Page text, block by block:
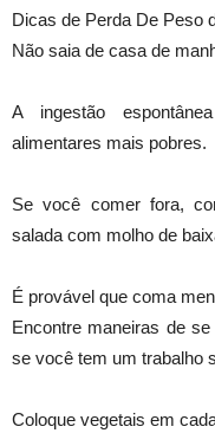
Dicas de Perda De Peso
Não saia de casa de
A ingestão
alimentares mais pobres.
Se você comer fora,
salada com molho de
É provável que coma
Encontre maneiras de
se você tem um trabalho
Coloque vegetais em